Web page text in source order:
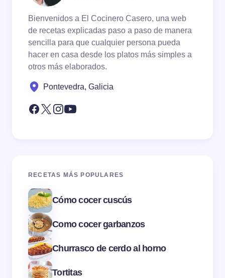
Bienvenidos a El Cocinero Casero, una web
de recetas explicadas paso a paso de manera
sencilla para que cualquier persona pueda
hacer en casa desde los platos más simples a
otros más elaborados.
Pontevedra, Galicia
RECETAS MÁS POPULARES
Cómo cocer cuscús
Como cocer garbanzos
Churrasco de cerdo al horno
Tortitas